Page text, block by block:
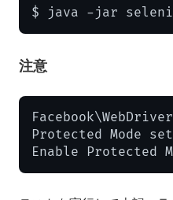
$ java -jar
注意
Protected Mode
Enable Protected